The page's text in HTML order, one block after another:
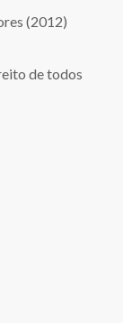
(2012)
de todos